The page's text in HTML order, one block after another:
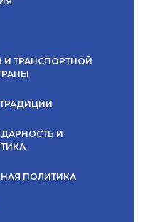
И ТРАНСПОРТНОЙ
ТРАДИЦИИ
И
ПОЛИТИКА